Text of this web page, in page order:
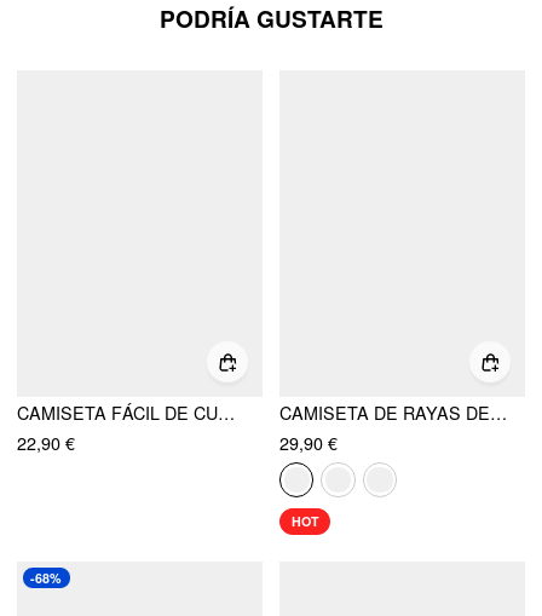
PODRÍA GUSTARTE
CAMISETA FÁCIL DE CUELLO REDONDO 100% ALGODÓN
22,90 €
CAMISETA DE RAYAS DE MEZCLA DE ALGODÓN OVERSIZED
29,90 €
HOT
-68%